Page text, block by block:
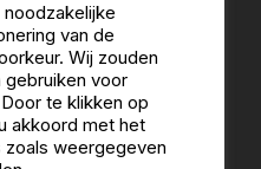
van de
Wij zouden
voor
te klikken op
akkoord met het
weergegeven